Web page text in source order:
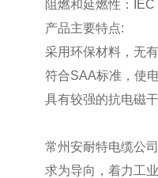
阻燃和延燃性：
产品主要特点:
采用环保材料，无
符合SAA标准，使
具有较强的抗电磁
常州安耐特电缆公
求为导向，着力工